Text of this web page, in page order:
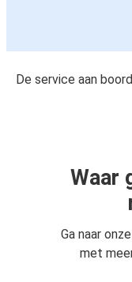
De service aan
Waar
Ga naar
met